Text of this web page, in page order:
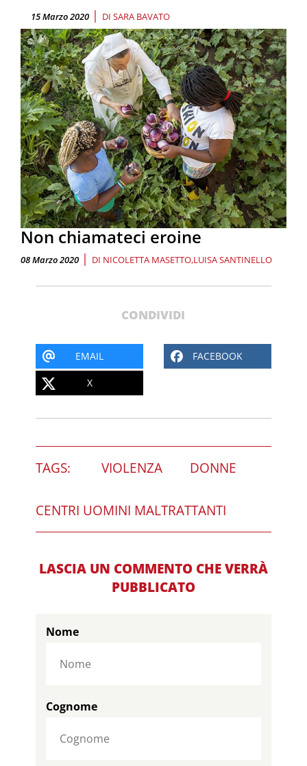
15 Marzo 2020 | DI SARA BAVATO
Non chiamateci eroine
08 Marzo 2020 | DI NICOLETTA MASETTO LUISA SANTINELLO
CONDIVIDI
EMAIL FACEBOOK
X
TAGS: VIOLENZA DONNE
CENTRI UOMINI MALTRATTANTI
LASCIA UN COMMENTO CHE VERRÀ
PUBBLICATO
Nome
Cognome